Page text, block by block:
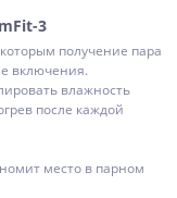
3
получение пара
включения.
влажность
после каждой
место в парном